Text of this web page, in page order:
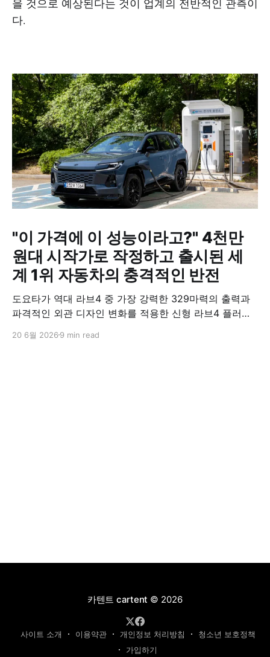
을 것으로 예상된다는 것이 업계의 전반적인 관측이
다.
"이 가격에 이 성능이라고?" 4천만
원대 시작가로 작정하고 출시된 세
계 1위 자동차의 충격적인 반전
도요타가 역대 라브4 중 가장 강력한 329마력의 출력과
파격적인 외관 디자인 변화를 적용한 신형 라브4 플러그
충전이 가능하고 전기 모드로만 70km 이상 주행할 수 있
20 6월 2026 9 min read
카텐트 cartent © 2026
사이트 소개 이용약관 개인정보 처리방침
청소년 보호정책
가입하기